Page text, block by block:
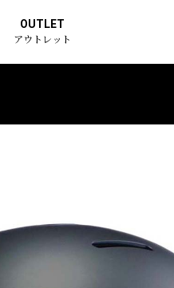
OUTLET
アウトレット